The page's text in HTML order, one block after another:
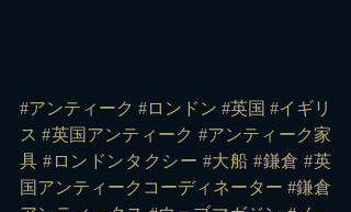
#アンティーク #ロンドン #英国 #イギリ
ス #英国アンティーク #アンティーク家
具 #ロンドンタクシー #大船 #鎌倉 #英
国アンティークコーディネーター #鎌倉